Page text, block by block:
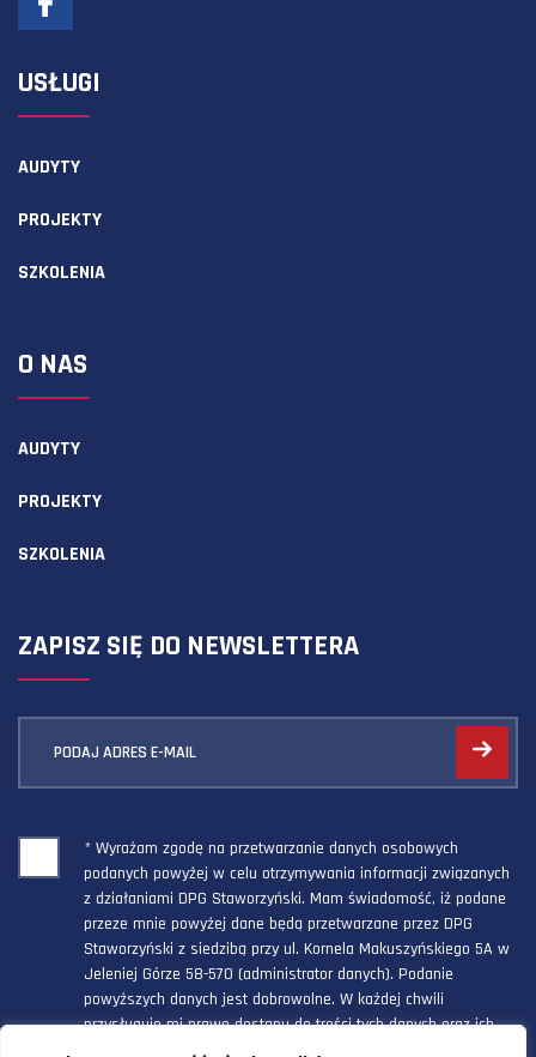
USŁUGI
AUDYTY
PROJEKTY
SZKOLENIA
O NAS
AUDYTY
PROJEKTY
SZKOLENIA
ZAPISZ SIĘ DO NEWSLETTERA
PODAJ ADRES E-MAIL
* Wyrażam zgodę na przetwarzanie danych osobowych
podanych powyżej w celu otrzymywania informacji związanych
z działaniami DPG Staworzyński. Mam świadomość, iż podane
przeze mnie powyżej dane będą przetwarzane przez DPG
Staworzyński z siedzibą przy ul. Kornela Makuszyńskiego 5A w
Jeleniej Górze 58-570 (administrator danych). Podanie
powyższych danych jest dobrowolne. W każdej chwili
przysługuje mi prawo dostępu do treści tych danych oraz ich
poprawienia, a powyższa zgoda może być odwołana w każdym